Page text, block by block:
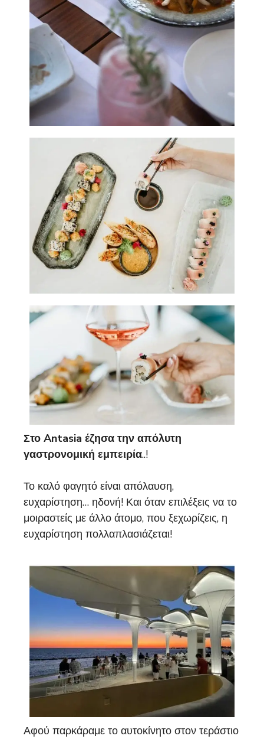
Στο Antasia έζησα την απόλυτη
γαστρονομική εμπειρία..!
Το καλό φαγητό είναι απόλαυση,
ευχαρίστηση… ηδονή! Και όταν επιλέξεις να το
μοιραστείς με άλλο άτομο, που ξεχωρίζεις, η
ευχαρίστηση πολλαπλασιάζεται!
Αφού παρκάραμε το αυτοκίνητο στον τεράστιο